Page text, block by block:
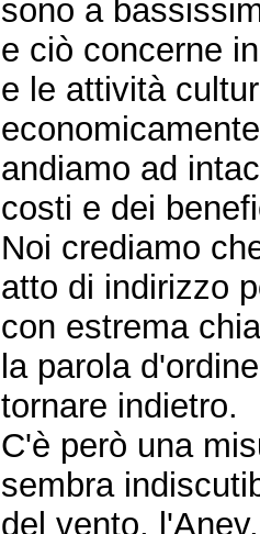
sono a
e ciò concerne
e le attività
andiamo ad
costi e dei
Noi crediamo
atto di indirizzo
con estrema
la parola
tornare indietro.
C'è però una
sembra
del vento,